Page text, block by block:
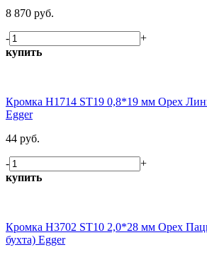
8 870 руб.
-
+
купить
Кромка H1714 ST19 0,8*19 мм Орех
Egger
44 руб.
-
+
купить
Кромка H3702 ST10 2,0*28 мм Орех
бухта) Egger